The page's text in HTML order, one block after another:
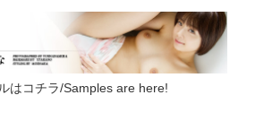
はコチラ/Samples are here!